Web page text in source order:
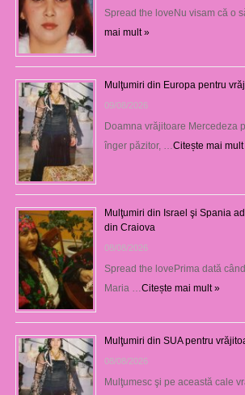
Spread the loveNu visam că o
mai mult »
Mulţumiri din Europa pentru
09/08/2026
Doamna vrăjitoare Mercedeza
înger păzitor, …Citește mai mult
Mulţumiri din Israel şi Spania
din Craiova
08/08/2026
Spread the lovePrima dată
Maria …Citește mai mult »
Mulţumiri din SUA pentru
08/08/2026
Mulţumesc şi pe această cale